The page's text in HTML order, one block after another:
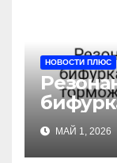
НОВОСТИ ПЛЮС
МАЙ 1, 2026